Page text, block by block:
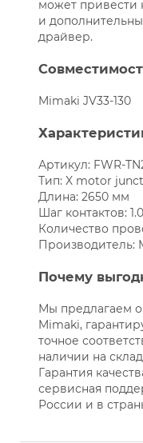
может привести
и
драйвер.
Mimaki JV33-130
Артикул: FWR-
Тип: X motor
Длина: 2650 мм
Шаг контактов:
Количество
Производитель:
Почему
Мы предлагаем
Mimaki,
точное
наличии на
Гарантия
сервисная
России и в